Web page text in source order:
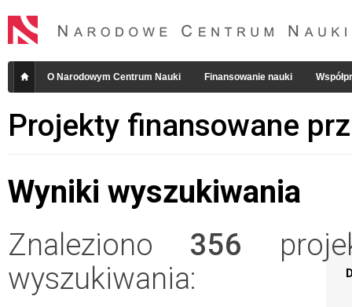
O Narodowym Centrum Nauki Finansowanie nauki
Projekty finansowane
Wyniki wyszukiwania
Znaleziono 356
wyszukiwania: